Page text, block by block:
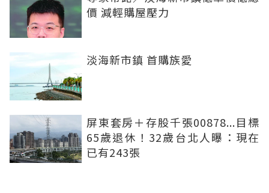
價 減輕購屋壓力
淡海新市鎮 首購族愛
屏東套房＋存股千張00878...目標
65歲退休！32歲台北人曝：現在
已有243張